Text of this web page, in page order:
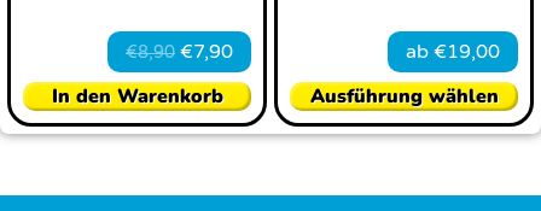
€8,90 €7,90
In den Warenkorb
ab €19,00
Ausführung wählen